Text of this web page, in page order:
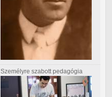
Személyre szabott pedagógia